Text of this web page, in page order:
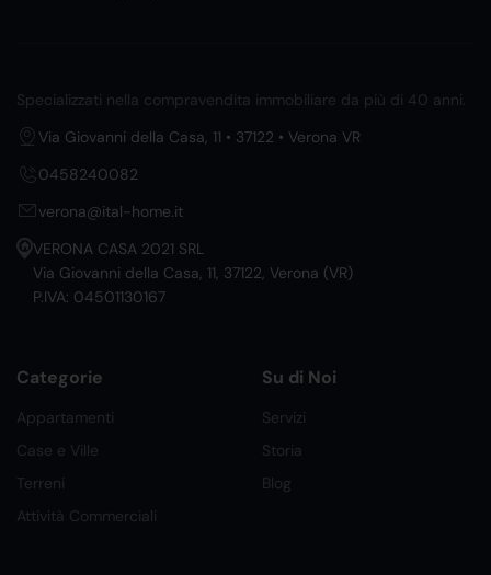
Specializzati nella compravendita immobiliare da più di 40 anni.
Via Giovanni della Casa, 11 • 37122 • Verona VR
0458240082
verona@ital-home.it
VERONA CASA 2021 SRL
Via Giovanni della Casa, 11, 37122, Verona (VR)
P.IVA: 04501130167
Categorie
Appartamenti
Case e Ville
Terreni
Attività Commerciali
Su di Noi
Servizi
Storia
Blog